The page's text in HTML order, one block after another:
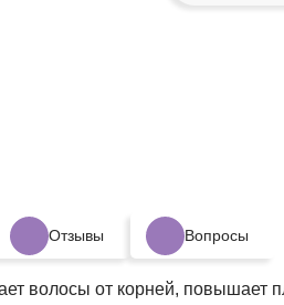
Отзывы Вопросы
волосы от корней, повышает